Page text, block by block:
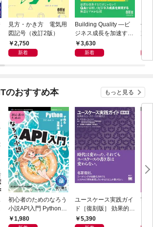
見方・かき方 電気用
図記号（改訂2版）
2,750
新着
Building Quality ―ビ
ジネス成長を加速する
1人目QAからの品質戦
略―
3,630
新着
作
路
のおすすめ本 もっと見る
初心者のためのなろう
小説API入門 Pythonで
作るデータ活用法
1,980
ユースケース実践ガイ
ド［復刻版］ 効果的な
ユースケースの書き方
5,390
実